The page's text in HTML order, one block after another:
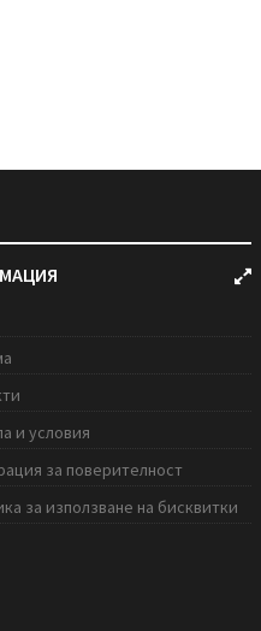
и условия
за поверителност
за използване на бисквитки